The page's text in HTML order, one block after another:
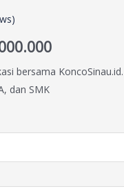
bersama
dan SMK